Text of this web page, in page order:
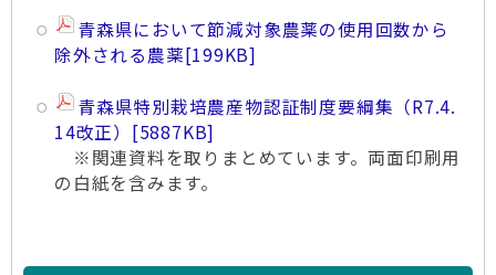
青森県において節減対象農薬の使用回数から
除外される農薬[199KB]
青森県特別栽培農産物認証制度要綱集（R7.4.
14改正） [5887KB]
※関連資料を取りまとめています。両面印刷用
の白紙を含みます。